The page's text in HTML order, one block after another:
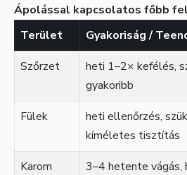
Ápolással kapcsolatos főbb
Terület
Gyakoriság /
Szőrzet
heti 1–2× kefélés,
gyakoribb
Fülek
heti ellenőrzés,
kíméletes tisztítás
Karom
3–4 hetente vágás,